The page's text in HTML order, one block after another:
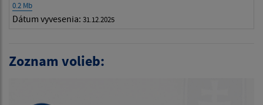
0.2 Mb
Dátum vyvesenia: 31.12.2025
Zoznam volieb: